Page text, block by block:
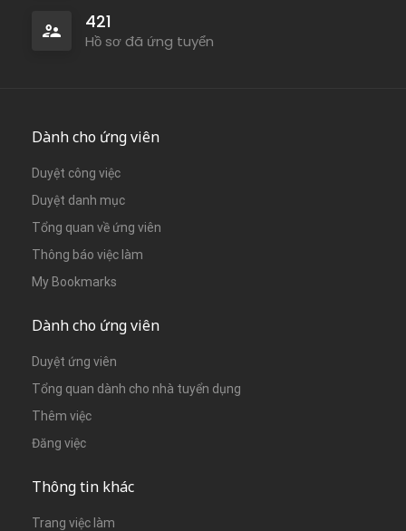
421
Hồ sơ đã ứng tuyển
Dành cho ứng viên
Duyệt công việc
Duyệt danh mục
Tổng quan về ứng viên
Thông báo việc làm
My Bookmarks
Dành cho ứng viên
Duyệt ứng viên
Tổng quan dành cho nhà tuyển dụng
Thêm việc
Đăng việc
Thông tin khác
Trang việc làm